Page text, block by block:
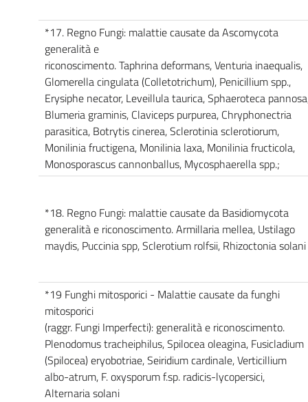
*17. Regno Fungi: malattie causate da Ascomycota
generalità e
riconoscimento. Taphrina deformans, Venturia inaequalis,
Glomerella cingulata (Colletotrichum), Penicillium spp.,
Erysiphe necator, Leveillula taurica, Sphaeroteca
Blumeria graminis, Claviceps purpurea, Chryphonectria
parasitica, Botrytis cinerea, Sclerotinia sclerotiorum,
Monilinia fructigena, Monilinia laxa, Monilinia fructicola,
Monosporascus cannonballus, Mycosphaerella spp.;
*18. Regno Fungi: malattie causate da Basidiomycota
generalità e riconoscimento. Armillaria mellea, Ustilago
maydis, Puccinia spp, Sclerotium rolfsii, Rhizoctonia solani
*19 Funghi mitosporici - Malattie causate da funghi
mitosporici
(raggr. Fungi Imperfecti): generalità e riconoscimento.
Plenodomus tracheiphilus, Spilocea oleagina, Fusicladium
(Spilocea) eryobotriae, Seiridium cardinale, Verticillium
albo-atrum, F. oxysporum f.sp. radicis-lycopersici,
Alternaria solani